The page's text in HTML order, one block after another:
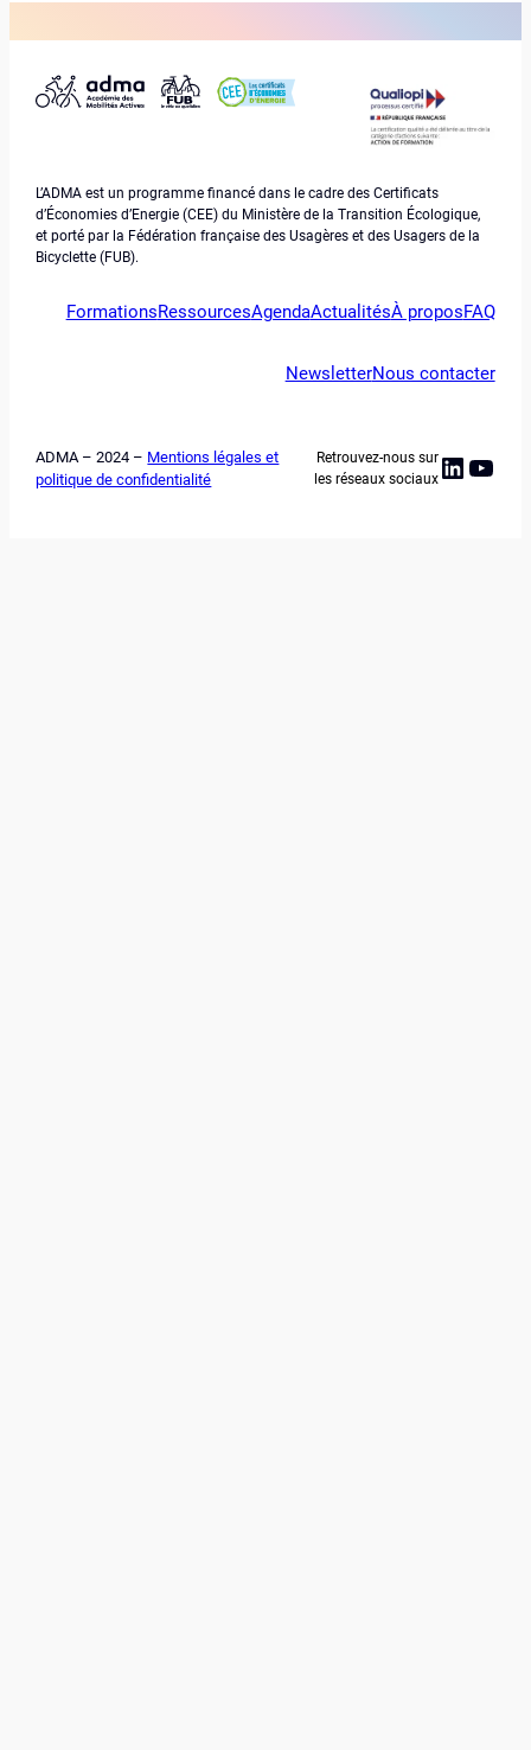
L’ADMA est un programme financé dans le cadre des Certificats
d’Économies d’Energie (CEE) du Ministère de la Transition Écologique,
et porté par la Fédération française des Usagères et des Usagers de la
Bicyclette (FUB).
FormationsRessourcesAgendaActualitésÀ proposFAQ
NewsletterNous contacter
ADMA – 2024 – Mentions légales et
politique de confidentialité
Retrouvez-nous sur
les réseaux sociaux